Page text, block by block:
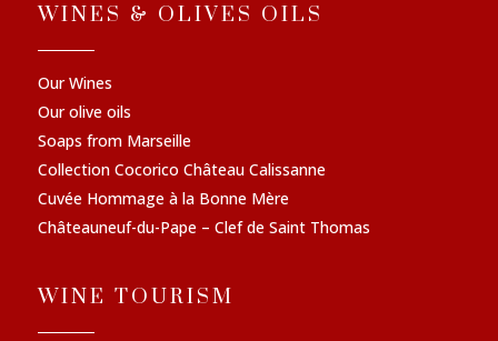
WINES & OLIVES OILS
Our Wines
Our olive oils
Soaps from Marseille
Collection Cocorico Château Calissanne
Cuvée Hommage à la Bonne Mère
Châteauneuf-du-Pape – Clef de Saint Thomas
WINE TOURISM